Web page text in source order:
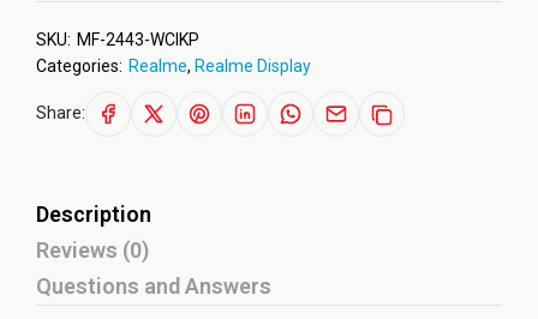
SKU: MF-2443-WCIKP
Categories: Realme, Realme Display
Share:
Description
Reviews (0)
Questions and Answers